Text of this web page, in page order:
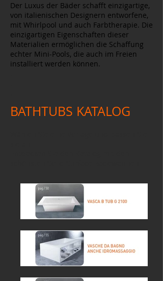
Der Luxus der Bäder schafft einzigartige,
von italienischen Designern entworfene,
mit Whirlpool und auch Farbtherapie. Die
einzigartigen Eigenschaften dieser
Materialien ermöglichen die Schaffung
echter Mini-Pools, die auch im Freien
installiert werden können.
BATHTUBS KATALOG